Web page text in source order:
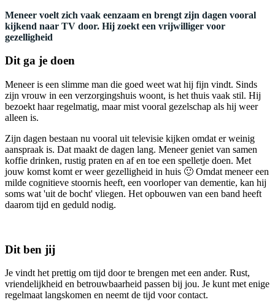
Meneer voelt zich vaak eenzaam en brengt zijn dagen vooral
kijkend naar TV door. Hij zoekt een vrijwilliger voor
gezelligheid
Dit ga je doen
Meneer is een slimme man die goed weet wat hij fijn vindt. Sinds
zijn vrouw in een verzorgingshuis woont, is het thuis vaak stil. Hij
bezoekt haar regelmatig, maar mist vooral gezelschap als hij weer
alleen is.
Zijn dagen bestaan nu vooral uit televisie kijken omdat er weinig
aanspraak is. Dat maakt de dagen lang. Meneer geniet van samen
koffie drinken, rustig praten en af en toe een spelletje doen. Met
jouw komst komt er weer gezelligheid in huis 🙂 Omdat meneer een
milde cognitieve stoornis heeft, een voorloper van dementie, kan hij
soms wat 'uit de bocht' vliegen. Het opbouwen van een band heeft
daarom tijd en geduld nodig.
Dit ben jij
Je vindt het prettig om tijd door te brengen met een ander. Rust,
vriendelijkheid en betrouwbaarheid passen bij jou. Je kunt met enige
regelmaat langskomen en neemt de tijd voor contact.